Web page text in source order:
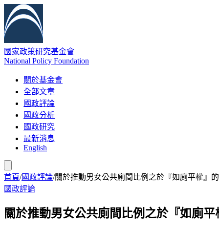
國家政策研究基金會
National Policy Foundation
關於基金會
全部文章
國政評論
國政分析
國政研究
最新消息
English
首頁/國政評論/關於推動男女公共廁間比例之於『如廁平權』
國政評論
關於推動男女公共廁間比例之於『如廁